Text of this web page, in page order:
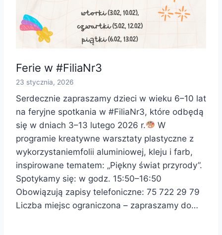
Ferie w #FiliaNr3
23 stycznia, 2026
Serdecznie zapraszamy dzieci w wieku 6–10 lat
na feryjne spotkania w #FiliaNr3, które odbędą
się w dniach 3–13 lutego 2026 r.
W
programie kreatywne warsztaty plastyczne z
wykorzystaniemfolii aluminiowej, kleju i farb,
inspirowane tematem: „Piękny świat przyrody”.
Spotykamy się: w godz. 15:50–16:50
Obowiązują zapisy telefoniczne: 75 722 29 79
Liczba miejsc ograniczona – zapraszamy do…